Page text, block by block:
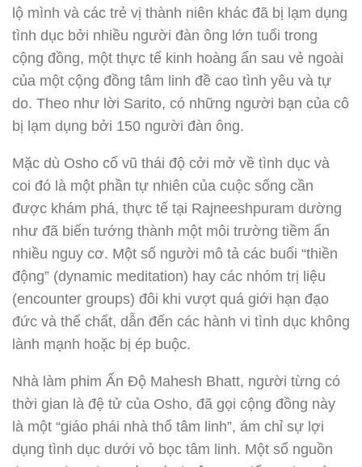
lộ mình và các trẻ vị thành niên khác đã bị lạm dụng
tình dục bởi nhiều người đàn ông lớn tuổi trong
cộng đồng, một thực tế kinh hoàng ẩn sau vẻ ngoài
của một cộng đồng tâm linh đề cao tình yêu và tự
do. Theo như lời Sarito, có những người bạn của cô
bị lạm dụng bởi 150 người đàn ông.
Mặc dù Osho cổ vũ thái độ cởi mở về tình dục và
coi đó là một phần tự nhiên của cuộc sống cần
được khám phá, thực tế tại Rajneeshpuram dường
như đã biến tướng thành một môi trường tiềm ẩn
nhiều nguy cơ. Một số người mô tả các buổi “thiền
động” (dynamic meditation) hay các nhóm trị liệu
(encounter groups) đôi khi vượt quá giới hạn đạo
đức và thể chất, dẫn đến các hành vi tình dục không
lành mạnh hoặc bị ép buộc.
Nhà làm phim Ấn Độ Mahesh Bhatt, người từng có
thời gian là đệ tử của Osho, đã gọi cộng đồng này
là một “giáo phái nhà thổ tâm linh”, ám chỉ sự lợi
dụng tình dục dưới vỏ bọc tâm linh. Một số nguồn